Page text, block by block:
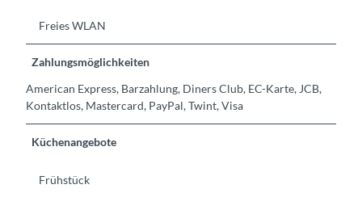
Freies WLAN
Zahlungsmöglichkeiten
American Express, Barzahlung, Diners Club, EC-Karte, JCB,
Kontaktlos, Mastercard, PayPal, Twint, Visa
Küchenangebote
Frühstück